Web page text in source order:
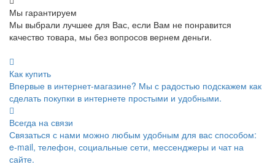
Мы гарантируем
Мы выбрали лучшее для Вас, если Вам не понравится
качество товара, мы без вопросов вернем деньги.
Как купить
Впервые в интернет-магазине? Мы с радостью подскажем как
сделать покупки в интернете простыми и удобными.
Всегда на связи
Связаться с нами можно любым удобным для вас способом:
e-mail, телефон, социальные сети, мессенджеры и чат на
сайте.